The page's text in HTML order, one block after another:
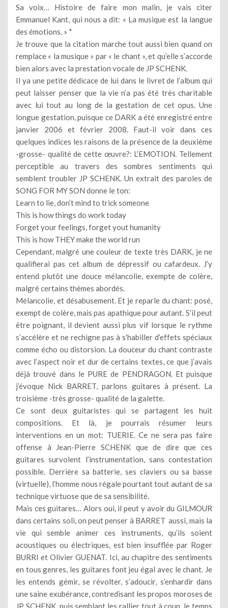
Sa voix… Histoire de faire mon malin, je vais citer
Emmanuel Kant, qui nous a dit: « La musique est la langue
des émotions. » *
Je trouve que la citation marche tout aussi bien quand on
remplace « la musique » par « le chant », et qu’elle s’accorde
bien alors avec la prestation vocale de JP SCHENK.
Il ya une petite dédicace de lui dans le livret de l’album qui
peut laisser penser que la vie n’a pas été très charitable
avec lui tout au long de la gestation de cet opus. Une
longue gestation, puisque ce DARK a été enregistré entre
janvier 2006 et février 2008. Faut-il voir dans ces
quelques indices les raisons de la présence de la deuxième
-grosse- qualité de cette œuvre?: L’EMOTION. Tellement
perceptible au travers des sombres sentiments qui
semblent troubler JP SCHENK. Un extrait des paroles de
SONG FOR MY SON donne le ton:
Learn to lie, don’t mind to trick someone
This is how things do work today
Forget your feelings, forget yout humanity
This is how THEY make the world run
Cependant, malgré une couleur de texte très DARK, je ne
qualifierai pas cet album de dépressif ou cafardeux. J’y
entend plutôt une douce mélancolie, exempte de colère,
malgré certains thèmes abordés.
Mélancolie, et désabusement. Et je reparle du chant: posé,
exempt de colère, mais pas apathique pour autant. S’il peut
être poignant, il devient aussi plus vif lorsque le rythme
s’accélère et ne rechigne pas à s’habiller d’effets spéciaux
comme écho ou distorsion. La douceur du chant contraste
avec l’aspect noir et dur de certains textes, ce que j’avais
déjà trouvé dans le PURE de PENDRAGON. Et puisque
j’évoque Nick BARRET, parlons guitares à présent. La
troisième -très grosse- qualité de la galette.
Ce sont deux guitaristes qui se partagent les huit
compositions. Et là, je pourrais résumer leurs
interventions en un mot: TUERIE. Ce ne sera pas faire
offense à Jean-Pierre SCHENK que de dire que ces
guitares survolent l’instrumentation, sans contestation
possible. Derrière sa batterie, ses claviers ou sa basse
(virtuelle), l’homme nous régale pourtant tout autant de sa
technique virtuose que de sa sensibilité.
Mais ces guitares… Alors oui, il peut y avoir du GILMOUR
dans certains soli, on peut penser à BARRET aussi, mais la
vie qui semble animer ces instruments, qu’ils soient
acoustiques ou électriques, est bien insufflée par Roger
BURRI et Olivier GUENAT. Ici, au chapitre des sentiments
en tous genres, les guitares font jeu égal avec le chant. Je
les entends gémir, se révolter, s’adoucir, s’enhardir dans
une saine exubérance, contredisant les propos moroses de
JP SCHENK, puis semblant les rallier tout à coup, le temps